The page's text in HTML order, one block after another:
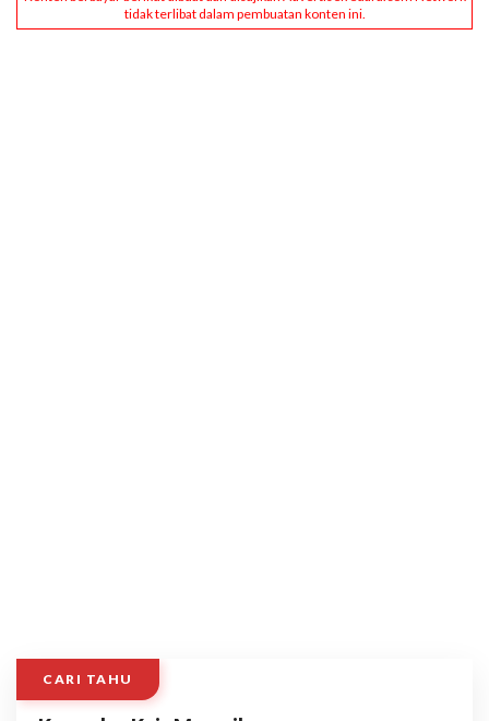
CARI TAHU